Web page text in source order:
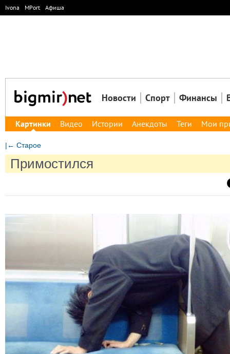
Ivona MPort Афиша
Новости Спорт Финансы
Картинки Видео Истории Анекдоты Теги Мои
|← Старое
Примостился